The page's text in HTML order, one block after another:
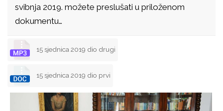
svibnja 2019. možete preslušati u priloženom
dokumentu…
15 sjednica 2019 dio drugi
15 sjednica 2019 dio prvi